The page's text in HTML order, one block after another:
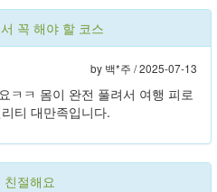
꼭 해야 할 코스
by 백*주 /2025-07-13
ㅋㅋ 몸이 완전 풀려서 여행 피로
티 대만족입니다.
절해요